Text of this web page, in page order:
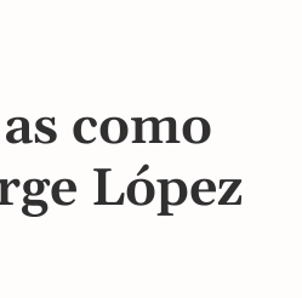
como
López